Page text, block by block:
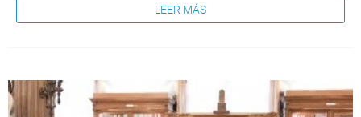
LEER MÁS